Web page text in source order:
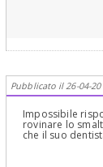
Pubblicato il 26-04-
Impossibile
rovinare lo
che il suo